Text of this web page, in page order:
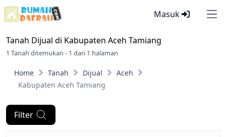
Masuk
Tanah Dijual di Kabupaten Aceh Tamiang
1 Tanah ditemukan - 1 dari 1 halaman
Home Tanah Dijual
Aceh
Kabupaten Aceh Tamiang
Filter